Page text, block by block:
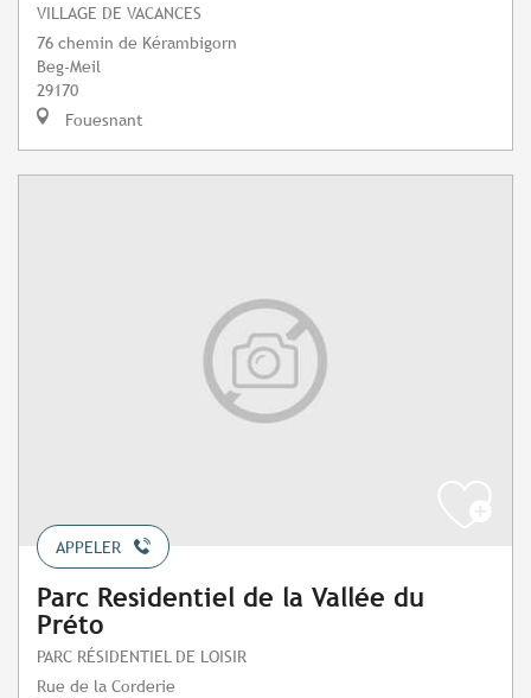
VILLAGE DE VACANCES
76 chemin de Kérambigorn
Beg-Meil
29170
Fouesnant
APPELER
Parc Residentiel de la Vallée du
Préto
PARC RÉSIDENTIEL DE LOISIR
Rue de la Corderie